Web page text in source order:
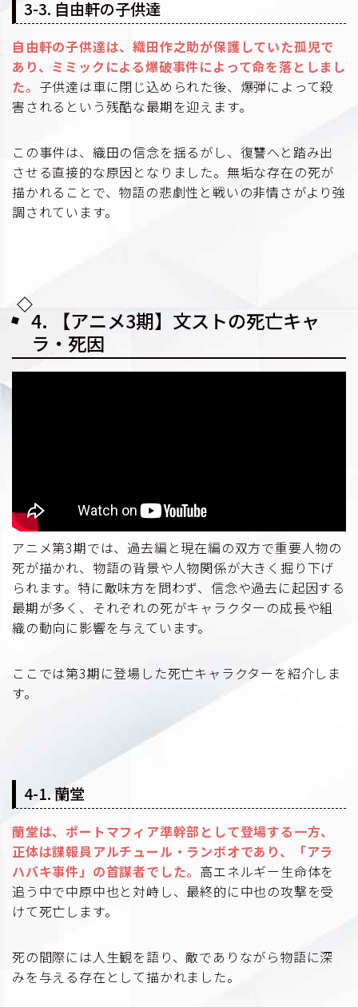
3-3. 自由軒の子供達
自由軒の子供達は、織田作之助が保護していた孤児で
あり、ミミックによる爆破事件によって命を落としまし
た。 子供達は車に閉じ込められた後、爆弾によって殺
害されるという残酷な最期を迎えます。
この事件は、織田の信念を揺るがし、復讐へと踏み出
させる直接的な原因となりました。無垢な存在の死が
描かれることで、物語の悲劇性と戦いの非情さがより強
調されています。
4. 【アニメ3期】文ストの死亡キャ
ラ・死因
アニメ第3期では、過去編と現在編の双方で重要人物の
死が描かれ、物語の背景や人物関係が大きく掘り下げ
られます。特に敵味方を問わず、信念や過去に起因する
最期が多く、それぞれの死がキャラクターの成長や組
織の動向に影響を与えています。
ここでは第3期に登場した死亡キャラクターを紹介しま
す。
4-1. 蘭堂
蘭堂は、ポートマフィア準幹部として登場する一方、
正体は諜報員アルチュール・ランボオであり、「アラ
ハバキ事件」の首謀者でした。 高エネルギー生命体を
追う中で中原中也と対峙し、最終的に中也の攻撃を受
けて死亡します。
死の間際には人生観を語り、敵でありながら物語に深
みを与える存在として描かれました。